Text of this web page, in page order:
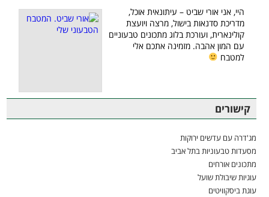
היי, אני אורי שביט – עיתונאית אוכל,
מדריכת סדנאות בישול, מרצה ויועצת
קולינארית, ועורכת בלוג מתכונים טבעוניים
עם המון אהבה. מזמינה אתכם אלי
למטבח
קישורים
מג'דרה עם עדשים ירוקות
מסעדות טבעוניות בתל אביב
מתכונים אורחים
עוגיות שיבולת שועל
עוגת ביסקוויטים